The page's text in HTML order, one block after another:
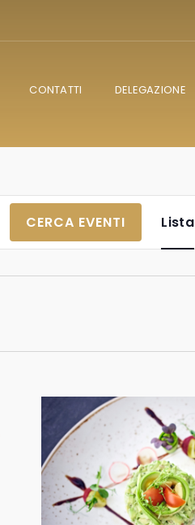
CONTATTI DELEGAZIONE
CERCA EVENTI Lista